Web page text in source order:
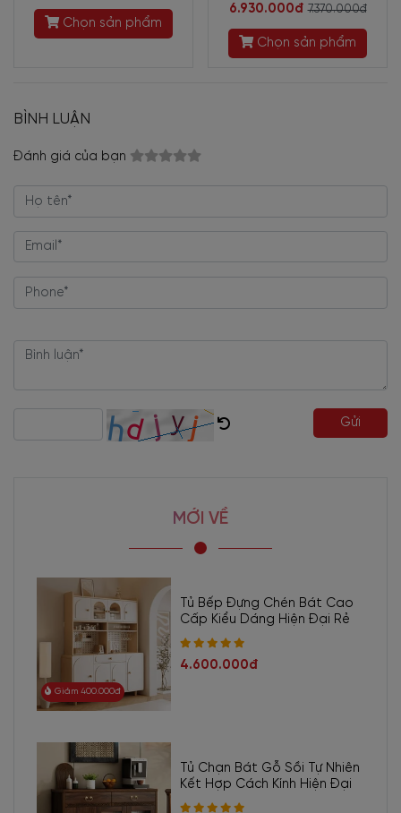
Chọn sản phẩm
6.930.000đ 7.370.000đ
Chọn sản phẩm
BÌNH LUẬN
Đánh giá của bạn
Gửi
MỚI VỀ
Giảm 400.000đ
Tủ Bếp Đựng Chén Bát Cao
Cấp Kiểu Dáng Hiện Đại Rẻ
4.600.000đ
Tủ Chạn Bát Gỗ Sồi Tự Nhiên
Kết Hợp Cách Kính Hiện Đại